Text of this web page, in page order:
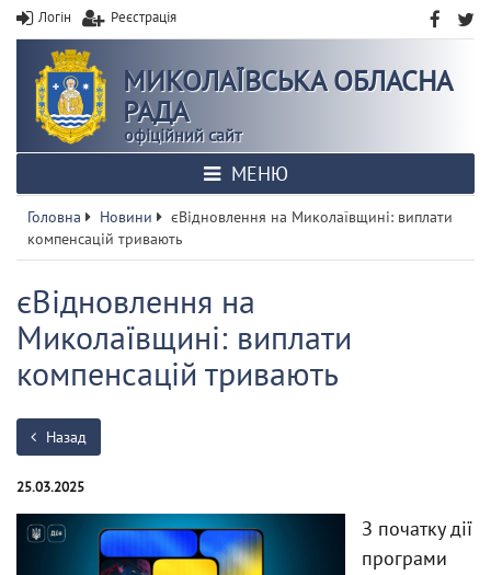
Логін Реєстрація
МИКОЛАЇВСЬКА ОБЛАСНА
РАДА
офіційний сайт
МЕНЮ
Головна Новини
єВідновлення на Миколаївщині: виплати
компенсацій тривають
єВідновлення на
Миколаївщині: виплати
компенсацій тривають
Назад
25.03.2025
З початку дії
програми